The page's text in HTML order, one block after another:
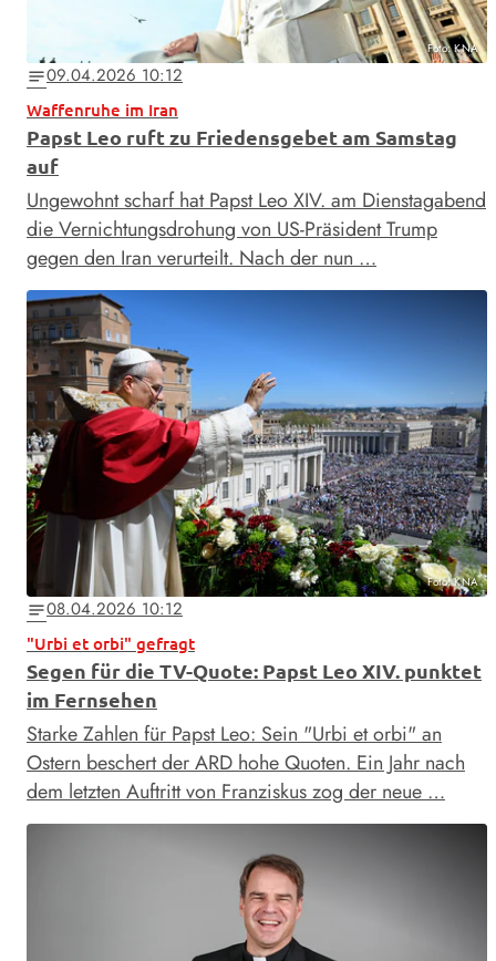
Foto: KNA
notes09.04.2026 10:12
Waffenruhe im Iran
Papst Leo ruft zu Friedensgebet am Samstag
auf
Ungewohnt scharf hat Papst Leo XIV. am Dienstagabend
die Vernichtungsdrohung von US-Präsident Trump
gegen den Iran verurteilt. Nach der nun …
Foto: KNA
notes08.04.2026 10:12
"Urbi et orbi" gefragt
Segen für die TV-Quote: Papst Leo XIV. punktet
im Fernsehen
Starke Zahlen für Papst Leo: Sein "Urbi et orbi" an
Ostern beschert der ARD hohe Quoten. Ein Jahr nach
dem letzten Auftritt von Franziskus zog der neue …